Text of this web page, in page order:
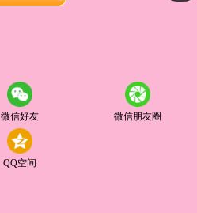
微信好友 微信朋友圈
QQ空间